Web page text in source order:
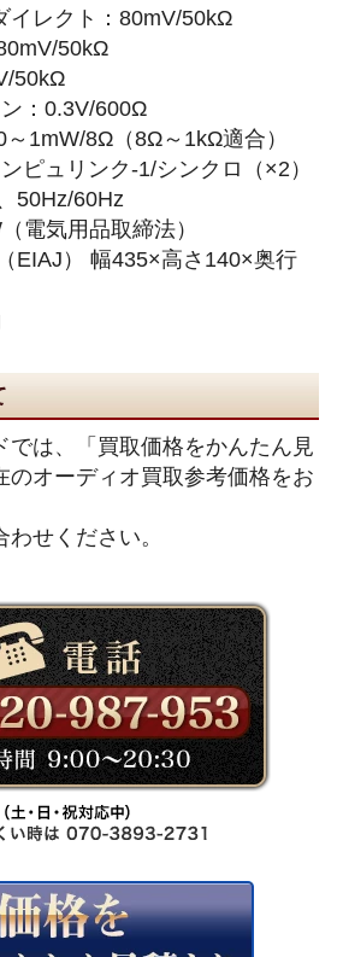
イレクト：80mV/50kΩ
50kΩ
50kΩ
：0.3V/600Ω
1mW/8Ω（8Ω～1kΩ適合）
ピュリンク-1/シンクロ（×2）
50Hz/60Hz
電気用品取締法）
EIAJ） 幅435×高さ140×奥行
では、「買取価格をかんたん見
のオーディオ買取参考価格をお
せください。